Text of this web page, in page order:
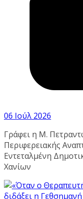
06 Ιούλ 2026
Γράφει η Μ.
Περιφερειακής
Εντεταλμένη
Χανίων